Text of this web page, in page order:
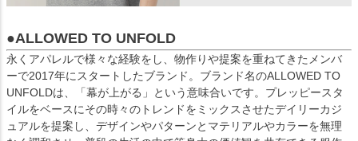
●ALLOWED TO UNFOLD
永くアパレルで様々な経験をし、物作りや提案を重ねてきたメンバ
ーで2017年にスタートしたブランド。ブランド名のALLOWED TO
UNFOLDは、「幕が上がる」という意味合いです。プレッピースタ
イルをベースにその時々のトレンドをミックスさせたデイリーカジ
ュアルを提案し、デザインやパターンとマテリアルやカラーを無理